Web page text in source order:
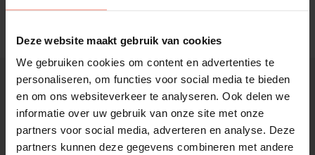
Deze website maakt gebruik van cookies
We gebruiken cookies om content en advertenties te
personaliseren, om functies voor social media te bieden
en om ons websiteverkeer te analyseren. Ook delen we
informatie over uw gebruik van onze site met onze
partners voor social media, adverteren en analyse. Deze
partners kunnen deze gegevens combineren met andere
Über Scalasol®
Anwendungen
Service
Sonstige
Kundendienst